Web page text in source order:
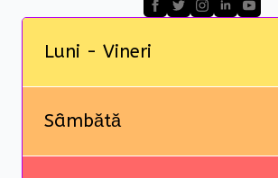
Luni - Vineri
Sâmbătă